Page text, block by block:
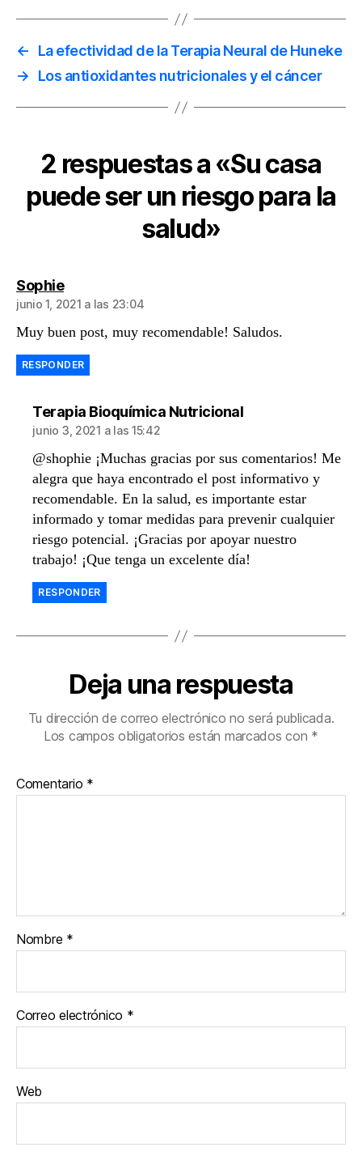
←
La efectividad de la Terapia Neural de Huneke
→
Los antioxidantes nutricionales y el cáncer
2 respuestas a «Su casa
puede ser un riesgo para la
salud»
Sophiedice:
junio 1, 2021 a las 23:04
Muy buen post, muy recomendable! Saludos.
RESPONDER
Terapia Bioquímica Nutricionaldice:
junio 3, 2021 a las 15:42
@shophie ¡Muchas gracias por sus comentarios! Me
alegra que haya encontrado el post informativo y
recomendable. En la salud, es importante estar
informado y tomar medidas para prevenir cualquier
riesgo potencial. ¡Gracias por apoyar nuestro
trabajo! ¡Que tenga un excelente día!
RESPONDER
Deja una respuesta
Tu dirección de correo electrónico no será publicada.
Los campos obligatorios están marcados con *
Comentario *
Nombre *
Correo electrónico *
Web